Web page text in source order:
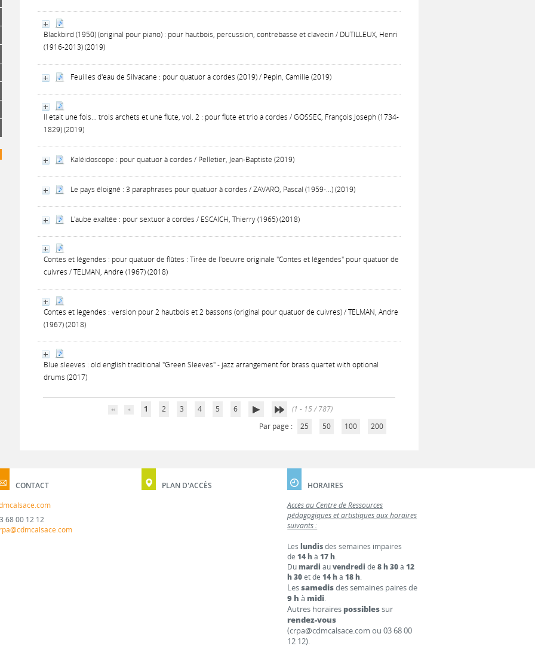
Blackbird (1950) (original pour piano) : pour hautbois, percussion, contrebasse et clavecin / DUTILLEUX, Henri
(1916-2013) (2019)
Feuilles d'eau de Silvacane : pour quatuor à cordes (2019) / Pépin, Camille (2019)
Il était une fois... trois archets et une flûte, vol. 2 : pour flûte et trio à cordes / GOSSEC, François Joseph (1734-
1829) (2019)
Kaléidoscope : pour quatuor à cordes / Pelletier, Jean-Baptiste (2019)
Le pays éloigné : 3 paraphrases pour quatuor à cordes / ZAVARO, Pascal (1959-...) (2019)
L'aube exaltée : pour sextuor à cordes / ESCAICH, Thierry (1965) (2018)
Contes et légendes : pour quatuor de flûtes : Tirée de l'oeuvre originale "Contes et légendes" pour quatuor de
cuivres / TELMAN, André (1967) (2018)
Contes et légendes : version pour 2 hautbois et 2 bassons (original pour quatuor de cuivres) / TELMAN, André
(1967) (2018)
Blue sleeves : old english traditional "Green Sleeves" - jazz arrangement for brass quartet with optional
drums (2017)
1 2 3 4 5 6
(1 - 15 / 787)
Par page :
25 50 100 200
CONTACT
68 00 12 12
PLAN D'ACCÈS
HORAIRES
Accès au Centre de Ressources
pédagogiques et artistiques aux horaires
suivants :
Leslundisdes semaines impaires
de14 hà17 h.
Dumardi auvendredi de8 h 30à12
h 30et de14 hà18 h.
Lessamedisdes semaines paires de
9 h à midi.
Autres horaires possiblessur
rendez-vous
(crpa@cdmcalsace.com ou 03 68 00
12 12).